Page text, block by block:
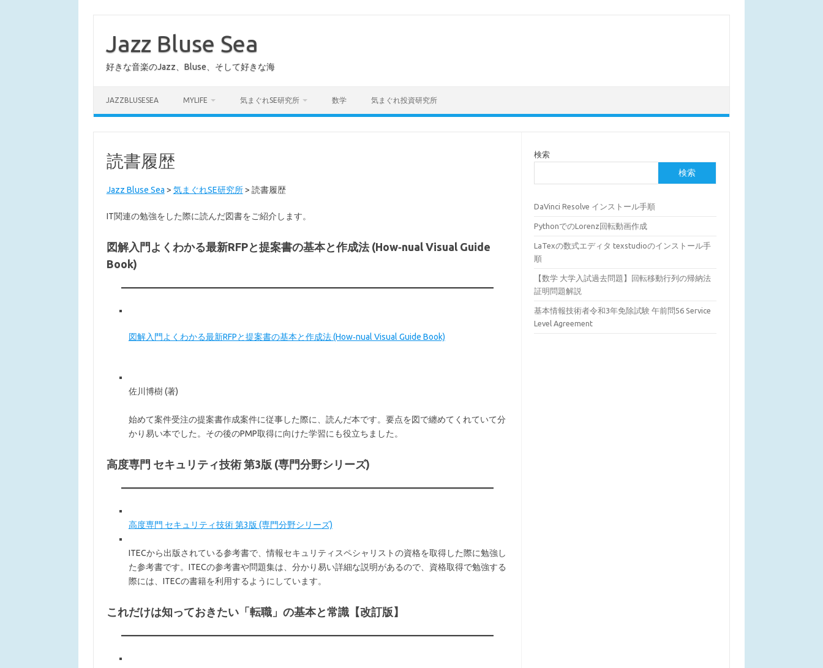
Jazz Bluse Sea
好きな音楽のJazz、Bluse、そして好きな海
JAZZBLUSESEA MYLIFE 気まぐれSE研究所 数学 気まぐれ投資研究所
読書履歴
Jazz Bluse Sea > 気まぐれSE研究所> 読書履歴
IT関連の勉強をした際に読んだ図書をご紹介します。
図解入門よくわかる最新RFPと提案書の基本と作成法 (How‐nual Visual Guide
Book)
図解入門よくわかる最新RFPと提案書の基本と作成法 (How‐nual Visual Guide Book)
佐川博樹 (著)
始めて案件受注の提案書作成案件に従事した際に、読んだ本です。要点を図で纏めてくれていて分
かり易い本でした。その後のPMP取得に向けた学習にも役立ちました。
高度専門 セキュリティ技術 第3版 (専門分野シリーズ)
高度専門 セキュリティ技術 第3版 (専門分野シリーズ)
ITECから出版されている参考書で、情報セキュリティスペシャリストの資格を取得した際に勉強し
た参考書です。ITECの参考書や問題集は、分かり易い詳細な説明があるので、資格取得で勉強する
際には、ITECの書籍を利用するようにしています。
これだけは知っておきたい「転職」の基本と常識【改訂版】
検索
検索
DaVinci Resolve インストール手順
PythonでのLorenz回転動画作成
LaTexの数式エディタ texstudioのインストール手
順
【数学 大学入試過去問題】回転移動行列の帰納法
証明問題解説
基本情報技術者令和3年免除試験 午前問56 Service
Level Agreement